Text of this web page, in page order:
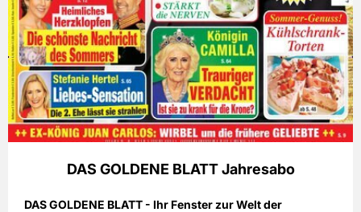
DAS GOLDENE BLATT Jahresabo
DAS GOLDENE BLATT - Ihr Fenster zur Welt der